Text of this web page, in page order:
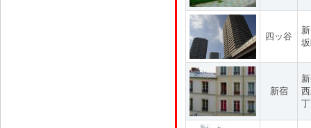
四ッ谷
新宿